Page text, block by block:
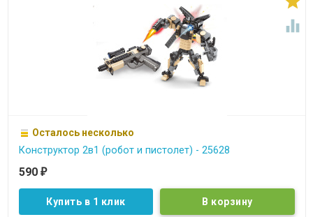

Осталось несколько
Конструктор 2в1 (робот и пистолет) - 25628
590 ₽
Купить в 1 клик